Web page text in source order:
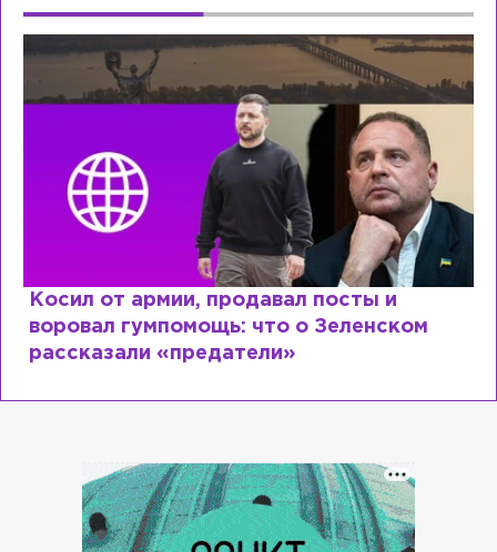
Косил от армии, продавал посты и
воровал гумпомощь: что о Зеленском
рассказали «предатели»